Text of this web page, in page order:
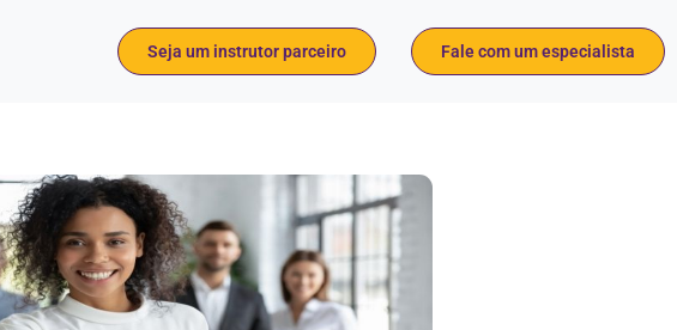
Seja um instrutor parceiro Fale com um especialista